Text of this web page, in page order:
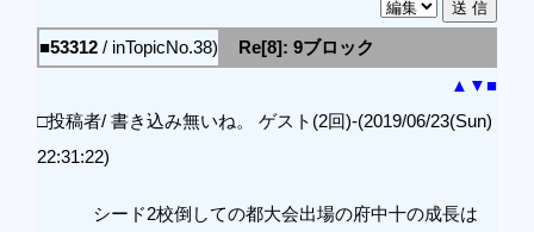
■53312 / inTopicNo.38)
Re[8]: 9ブロック
▲ ▼■
□投稿者/ 書き込み無いね。 ゲスト(2回)-(2019/06/23(Sun)
22:31:22)
シード2校倒しての都大会出場の府中十の成長は